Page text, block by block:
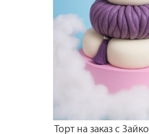
Торт на заказ с